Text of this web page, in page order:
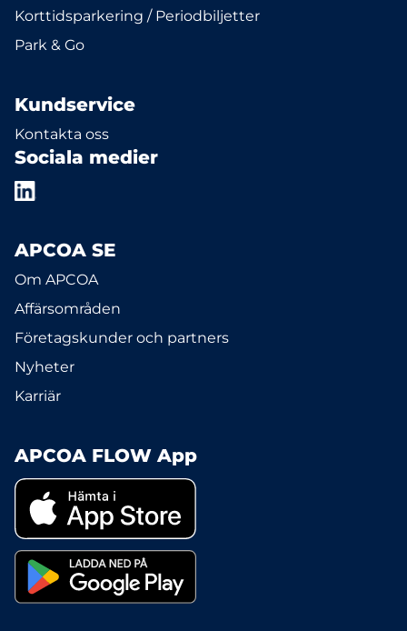
Korttidsparkering / Periodbiljetter
Park & Go
Kundservice
Kontakta oss
Sociala medier
APCOA SE
Om APCOA
Affärsområden
Företagskunder och partners
Nyheter
Karriär
APCOA FLOW App